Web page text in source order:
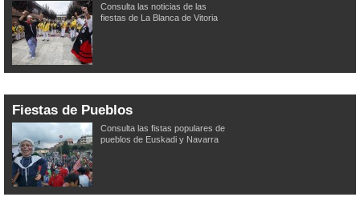
Consulta las noticias de las
fiestas de La Blanca de Vitoria
Fiestas de Pueblos
Consulta las fistas populares de
pueblos de Euskadi y Navarra